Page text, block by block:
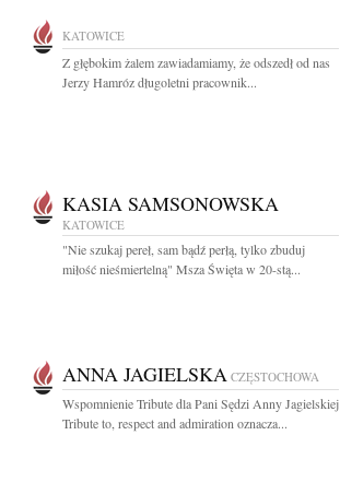
KATOWICE
Z głębokim żalem zawiadamiamy, że odszedł od nas
Jerzy Hamróz długoletni pracownik...
KASIA SAMSONOWSKA
KATOWICE
"Nie szukaj pereł, sam bądź perłą, tylko zbuduj
miłość nieśmiertelną" Msza Święta w 20-stą...
ANNA JAGIELSKA CZĘSTOCHOWA
Wspomnienie Tribute dla Pani Sędzi Anny Jagielskiej
Tribute to, respect and admiration oznacza...